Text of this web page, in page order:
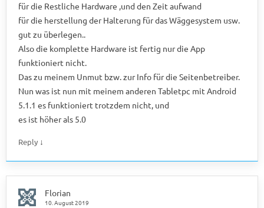
für die Restliche Hardware ,und den Zeit aufwand
für die herstellung der Halterung für das Wäggesystem usw.
gut zu überlegen..
Also die komplette Hardware ist fertig nur die App
funktioniert nicht.
Das zu meinem Unmut bzw. zur Info für die Seitenbetreiber.
Nun was ist nun mit meinem anderen Tabletpc mit Android
5.1.1 es funktioniert trotzdem nicht, und
es ist höher als 5.0
Reply ↓
Florian
10. August 2019